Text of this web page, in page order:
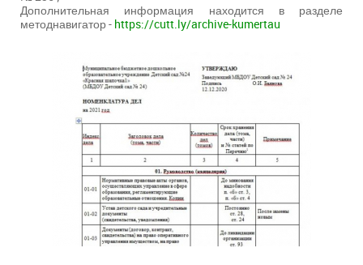
Дополнительная информация находится в разделе
методнавигатор - https://cutt.ly/archive-kumertau